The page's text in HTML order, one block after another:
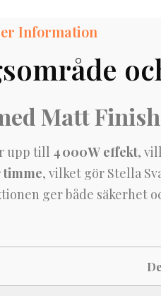
Information
Matt Finish
upp till 4 000 W effekt,
timme, vilket gör Stella
ger både säkerhet